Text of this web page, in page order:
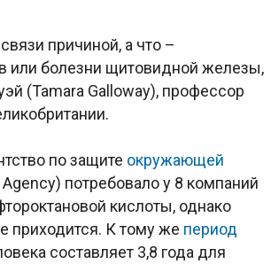
причиной, а что –
или болезни щитовидной железы,
(Tamara Galloway), профессор
по защите окружающей
потребовало у 8 компаний
кислоты, однако
приходится. К тому же период
составляет 3,8 года для